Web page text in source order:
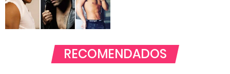
RECOMENDADOS